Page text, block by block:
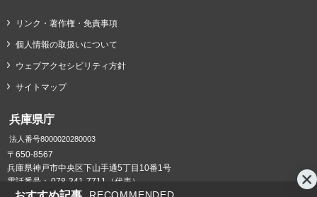
リンク・著作権・免責事項
個人情報の取扱いについて
ウェブアクセシビリティ方針
サイトマップ
兵庫県庁
法人番号8000020280003
〒650-8567
兵庫県神戸市中央区下山手通5丁目10番1号
電話番号： 078-341-7711（代表）